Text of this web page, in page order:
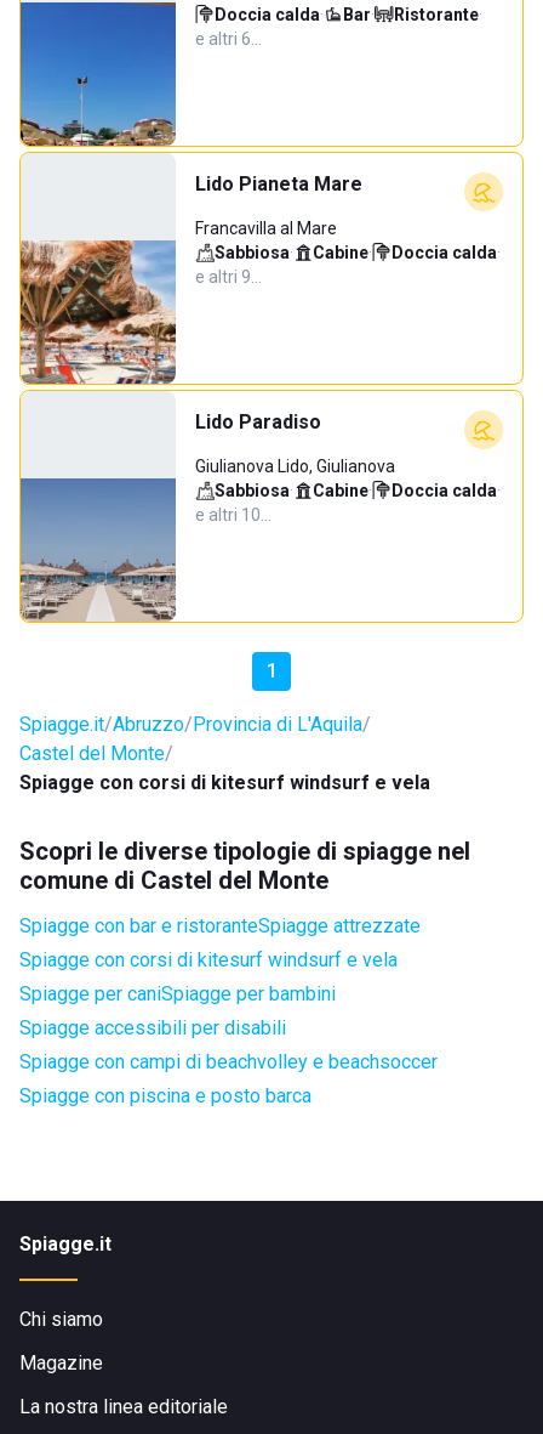
Doccia calda· Bar· Ristorante·
e altri 6…
Lido Pianeta Mare
Francavilla al Mare
Sabbiosa· Cabine· Doccia calda·
e altri 9…
Lido Paradiso
Giulianova Lido, Giulianova
Sabbiosa· Cabine· Doccia calda·
e altri 10…
1
Spiagge.it Abruzzo Provincia di L'Aquila
Castel del Monte
Spiagge con corsi di kitesurf windsurf e vela
Scopri le diverse tipologie di spiagge nel
comune di Castel del Monte
Spiagge con bar e ristoranteSpiagge attrezzate
Spiagge con corsi di kitesurf windsurf e vela
Spiagge per caniSpiagge per bambini
Spiagge accessibili per disabili
Spiagge con campi di beachvolley e beachsoccer
Spiagge con piscina e posto barca
Spiagge.it
Chi siamo
Magazine
La nostra linea editoriale